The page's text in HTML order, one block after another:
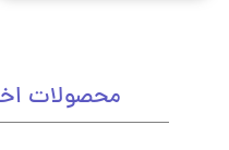
محصولات